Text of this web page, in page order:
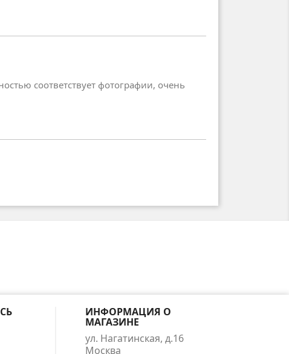
соответствует фотографии, очень
ИНФОРМАЦИЯ О
МАГАЗИНЕ
ул. Нагатинская, д.16
Москва